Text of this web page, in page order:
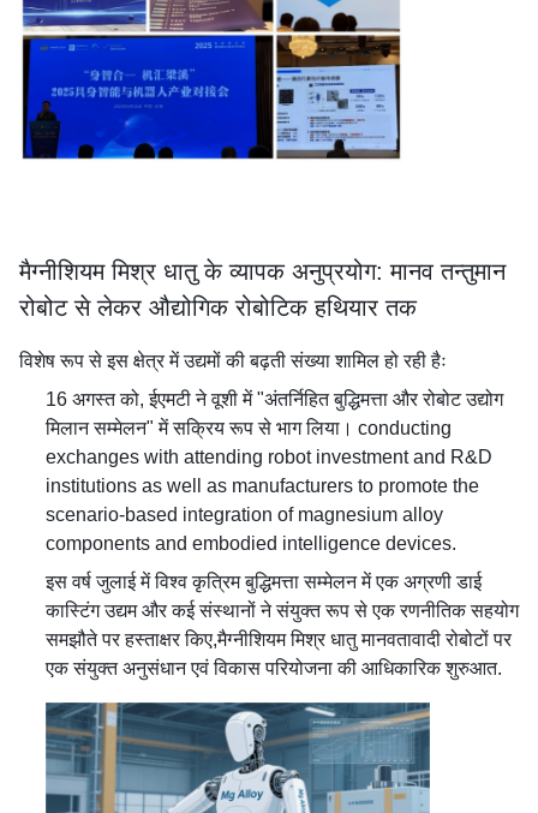
मैग्नीशियम मिश्र धातु के व्यापक अनुप्रयोग: मानव तन्तुमान
रोबोट से लेकर औद्योगिक रोबोटिक हथियार तक
विशेष रूप से इस क्षेत्र में उद्यमों की बढ़ती संख्या शामिल हो रही हैः
16 अगस्त को, ईएमटी ने वूशी में "अंतर्निहित बुद्धिमत्ता और रोबोट उद्योग
मिलान सम्मेलन" में सक्रिय रूप से भाग लिया। conducting
exchanges with attending robot investment and R&D
institutions as well as manufacturers to promote the
scenario-based integration of magnesium alloy
components and embodied intelligence devices.
इस वर्ष जुलाई में विश्व कृत्रिम बुद्धिमत्ता सम्मेलन में एक अग्रणी डाई
कास्टिंग उद्यम और कई संस्थानों ने संयुक्त रूप से एक रणनीतिक सहयोग
समझौते पर हस्ताक्षर किए,मैग्नीशियम मिश्र धातु मानवतावादी रोबोटों पर
एक संयुक्त अनुसंधान एवं विकास परियोजना की आधिकारिक शुरुआत.